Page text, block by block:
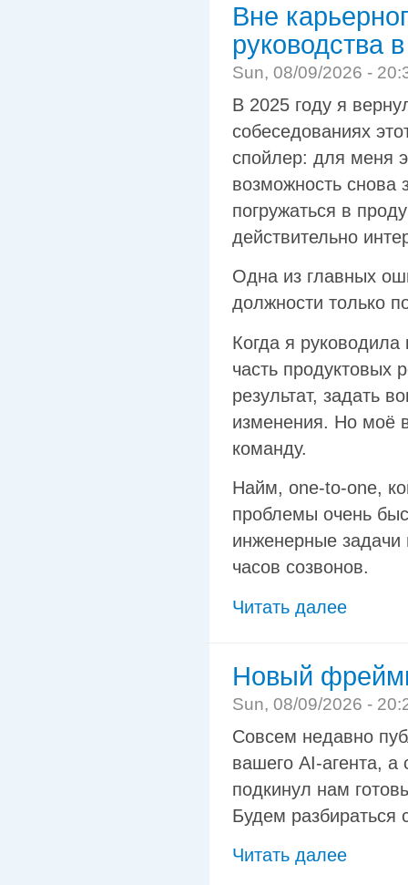
Вне
руководства
Sun, 08/09/2026 -
В 2025 году я
собеседованиях
спойлер: для меня
возможность снова
погружаться в
действительно
Одна из главных
должности только
Когда я
часть продуктовых
результат, задать
изменения. Но моё
команду.
Найм, one-to-one,
проблемы очень
инженерные
часов созвонов.
Читать далее
Новый
Sun, 08/09/2026 -
Совсем недавно
вашего AI-агента,
подкинул нам
Будем разбираться
Читать далее